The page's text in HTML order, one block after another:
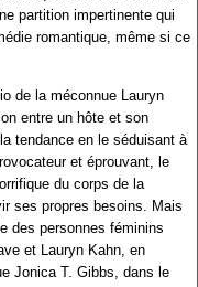
partition impertinente qui
romantique, même si ce
de la méconnue Lauryn
entre un hôte et son
tendance en le séduisant à
et éprouvant, le
du corps de la
ses propres besoins. Mais
des personnes féminins
et Lauryn Kahn, en
Jonica T. Gibbs, dans le